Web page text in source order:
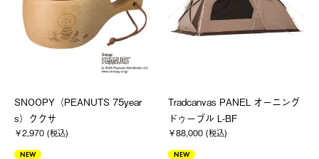
SNOOPY（PEANUTS 75year
s）ククサ
￥2,970 (税込)
Tradcanvas PANEL オーニング
ドゥーブル L-BF
￥88,000 (税込)
NEW NEW